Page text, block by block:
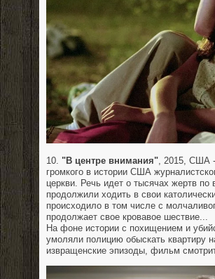
10. "В центре внимания", 2015, США -
громкого в истории США
церкви. Речь идет о тысячах жертв
продолжили ходить в свои
происходило в том числе с
продолжает свое кровавое шествие...
На фоне истории с похищением и
умоляли полицию обыскать квартиру
извращенские эпизоды, фильм